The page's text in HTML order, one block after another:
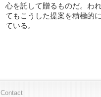
心を託して贈るものだ。わ
てもこうした提案を積極的
ている。
Contact